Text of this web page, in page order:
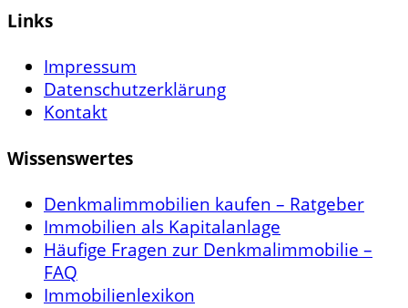
Links
Impressum
Datenschutzerklärung
Kontakt
Wissenswertes
Denkmalimmobilien kaufen – Ratgeber
Immobilien als Kapitalanlage
Häufige Fragen zur Denkmalimmobilie –
FAQ
Immobilienlexikon